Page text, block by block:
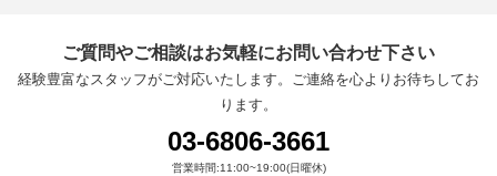
ご質問やご相談はお気軽にお問い合わせ下さい
経験豊富なスタッフがご対応いたします。ご連絡を心よりお待ちしてお
ります。
03-6806-3661
営業時間:11:00~19:00(日曜休)